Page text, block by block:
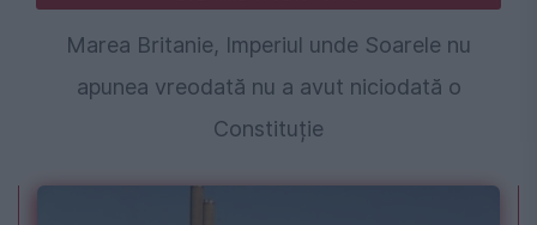
Marea Britanie, Imperiul unde Soarele nu
apunea vreodată nu a avut niciodată o
Constituție